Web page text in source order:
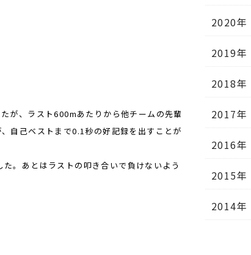
が、ラスト600mあたりから他チームの先輩
自己ベストまで0.1秒の好記録を出すことが
。あとはラストの叩き合いで負けないよう
2020年
2019年
2018年
2017年
2016年
2015年
2014年